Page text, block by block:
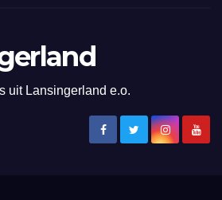
uit Lansingerland e.o.